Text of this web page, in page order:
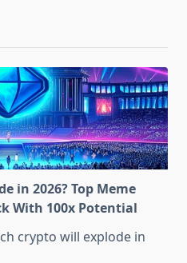
in 2026? Top Meme
With 100x Potential
crypto will explode in